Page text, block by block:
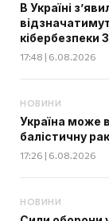
В Україні
кібербезпеки
17:48 | 6.08.2026
НОВИНИ
Україна може
балістичну
17:26 | 6.08.2026
НОВИНИ